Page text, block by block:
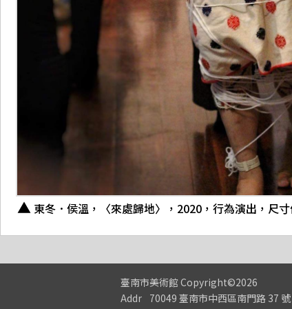
東冬．侯溫，〈來處歸地〉，2020，行為演出，尺
臺南市美術館Copyright©2026
Addr
70049 臺南市中西區南門路 37 號